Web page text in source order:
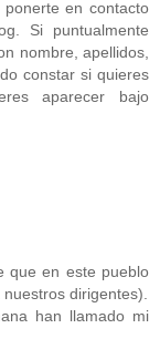
en contacto
Si puntualmente
nombre, apellidos,
constar si quieres
aparecer bajo
que en este pueblo
dirigentes).
han llamado mi